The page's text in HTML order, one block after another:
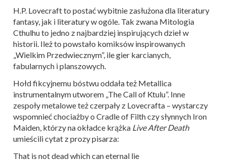
H.P. Lovecraft to postać wybitnie zasłużona dla literatury
fantasy, jak i literatury w ogóle. Tak zwana Mitologia
Cthulhu to jedno z najbardziej inspirujących dzieł w
historii. Ileż to powstało komiksów inspirowanych
„Wielkim Przedwiecznym”, ile gier karcianych,
fabularnych i planszowych.
Hołd fikcyjnemu bóstwu oddała też Metallica
instrumentalnym utworem „The Call of Ktulu”. Inne
zespoły metalowe też czerpały z Lovecrafta – wystarczy
wspomnieć chociażby o Cradle of Filth czy słynnych Iron
Maiden, którzy na okładce krążka Live After Death
umieścili cytat z prozy pisarza:
That is not dead which can eternal lie